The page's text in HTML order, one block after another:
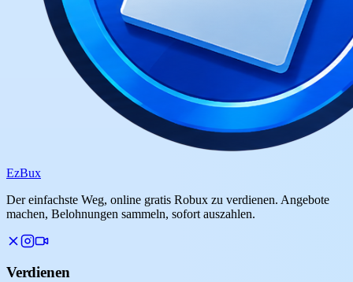
EzBux
Der einfachste Weg, online gratis Robux zu verdienen. Angebote
machen, Belohnungen sammeln, sofort auszahlen.
Verdienen